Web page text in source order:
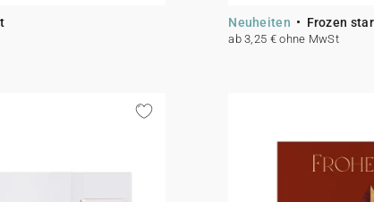
Neuheiten Frozen star
ab 3,25 € ohne MwSt